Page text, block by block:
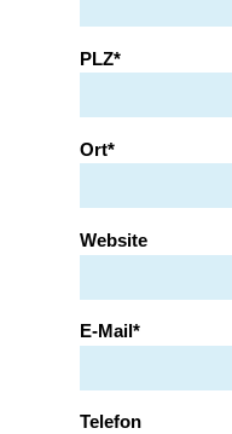
PLZ
Ort
Website
E-Mail
Telefon